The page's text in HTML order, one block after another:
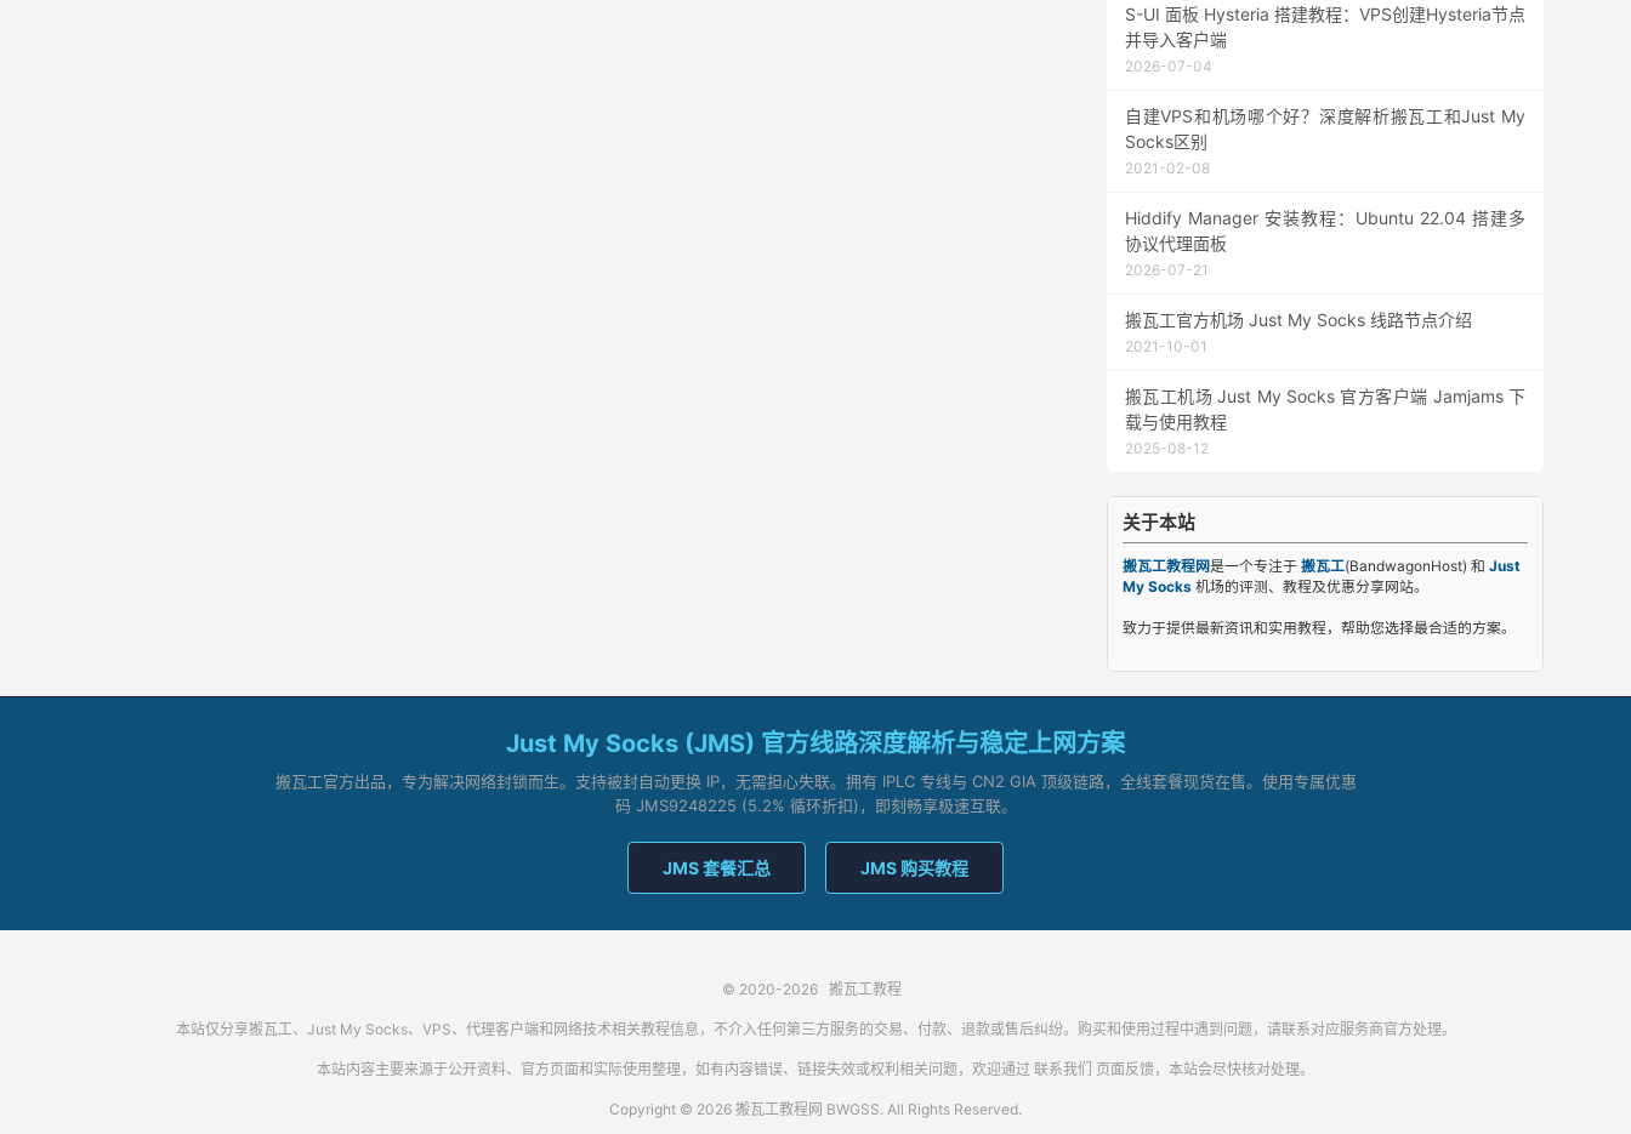
S-UI 面板 Hysteria 搭建教程：VPS创建Hysteria节点
并导入客户端
2026-07-04
自建VPS和机场哪个好？深度解析搬瓦工和Just My
Socks区别
2021-02-08
Hiddify Manager 安装教程：Ubuntu 22.04 搭建多
协议代理面板
2026-07-21
搬瓦工官方机场 Just My Socks 线路节点介绍
2021-10-01
搬瓦工机场 Just My Socks 官方客户端 Jamjams 下
载与使用教程
2025-08-12
关于本站
搬瓦工教程网是一个专注于 搬瓦工(BandwagonHost) 和 Just
My Socks 机场的评测、教程及优惠分享网站。
致力于提供最新资讯和实用教程，帮助您选择最合适的方案。
Just My Socks (JMS) 官方线路深度解析与稳定上网方案
搬瓦工官方出品，专为解决网络封锁而生。支持被封自动更换 IP，无需担心失联。拥有 IPLC 专线与 CN2 GIA 顶级链路，全线套餐现货在售。使用专属优惠
码 JMS9248225 (5.2% 循环折扣)，即刻畅享极速互联。
JMS 套餐汇总 JMS 购买教程
© 2020-2026 搬瓦工教程
本站仅分享搬瓦工、Just My Socks、VPS、代理客户端和网络技术相关教程信息，不介入任何第三方服务的交易、付款、退款或售后纠纷。购买和使用过程中遇到问题，请联系对应服务商官方处理。
本站内容主要来源于公开资料、官方页面和实际使用整理，如有内容错误、链接失效或权利相关问题，欢迎通过 联系我们 页面反馈，本站会尽快核对处理。
Copyright © 2026 搬瓦工教程网 BWGSS. All Rights Reserved.